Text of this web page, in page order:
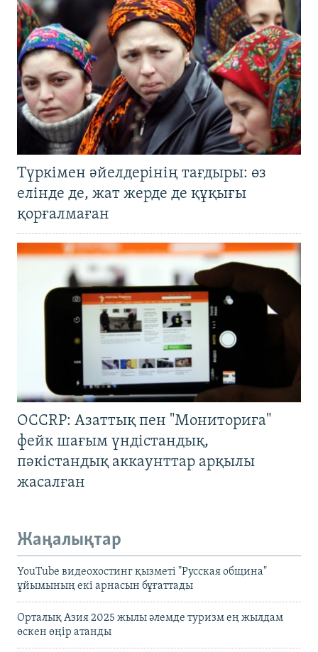
Түркімен әйелдерінің тағдыры: өз
елінде де, жат жерде де құқығы
қорғалмаған
OCCRP: Азаттық пен "Мониториға"
фейк шағым үндістандық,
пәкістандық аккаунттар арқылы
жасалған
Жаңалықтар
YouTube видеохостинг қызметі "Русская община"
ұйымының екі арнасын бұғаттады
Орталық Азия 2025 жылы әлемде туризм ең жылдам
өскен өңір атанды